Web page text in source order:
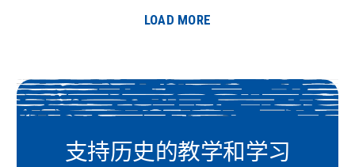
LOAD MORE
支持历史的教学和学习